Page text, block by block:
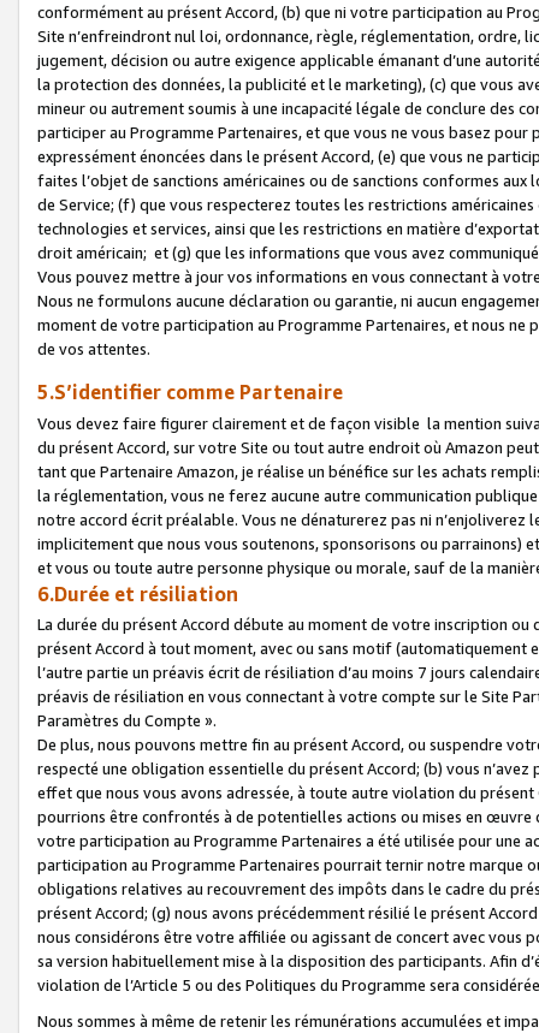
conformément au présent Accord, (b) que ni votre participation au
Site n’enfreindront nul loi, ordonnance, règle, réglementation, ordre,
jugement, décision ou autre exigence applicable émanant d’une
la protection des données, la publicité et le marketing), (c) que vous
mineur ou autrement soumis à une incapacité légale de conclure des
participer au Programme Partenaires, et que vous ne vous basez
expressément énoncées dans le présent Accord, (e) que vous ne
faites l’objet de sanctions américaines ou de sanctions conformes
de Service; (f) que vous respecterez toutes les restrictions
technologies et services, ainsi que les restrictions en matière
droit américain; et (g) que les informations que vous avez
Vous pouvez mettre à jour vos informations en vous connectant à
Nous ne formulons aucune déclaration ou garantie, ni aucun
moment de votre participation au Programme Partenaires, et nous
de vos attentes.
5.S’identifier comme Partenaire
Vous devez faire figurer clairement et de façon visible la mention
du présent Accord, sur votre Site ou tout autre endroit où Amazon
tant que Partenaire Amazon, je réalise un bénéfice sur les achats
la réglementation, vous ne ferez aucune autre communication
notre accord écrit préalable. Vous ne dénaturerez pas ni
implicitement que nous vous soutenons, sponsorisons ou parrainons)
et vous ou toute autre personne physique ou morale, sauf de la
6.Durée et résiliation
La durée du présent Accord débute au moment de votre inscription
présent Accord à tout moment, avec ou sans motif (automatiquement
l’autre partie un préavis écrit de résiliation d’au moins 7 jours
préavis de résiliation en vous connectant à votre compte sur le Site
Paramètres du Compte ».
De plus, nous pouvons mettre fin au présent Accord, ou suspendre
respecté une obligation essentielle du présent Accord; (b) vous
effet que nous vous avons adressée, à toute autre violation du
pourrions être confrontés à de potentielles actions ou mises en
votre participation au Programme Partenaires a été utilisée pour une
participation au Programme Partenaires pourrait ternir notre marque
obligations relatives au recouvrement des impôts dans le cadre du
présent Accord; (g) nous avons précédemment résilié le présent
nous considérons être votre affiliée ou agissant de concert avec vous
sa version habituellement mise à la disposition des participants. Afin
violation de l’Article 5 ou des Politiques du Programme sera
Nous sommes à même de retenir les rémunérations accumulées et